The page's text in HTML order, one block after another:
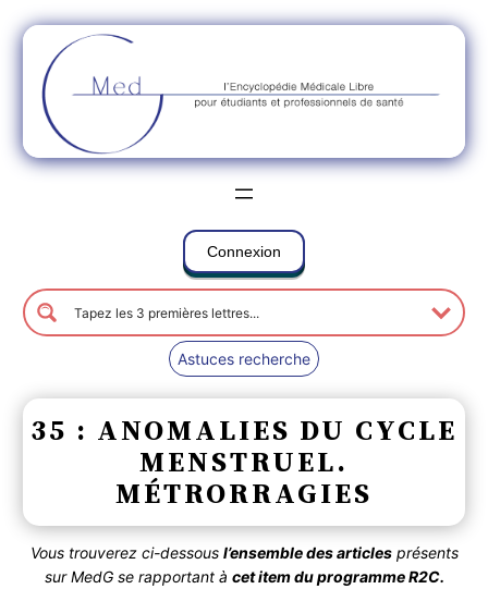
Connexion
Astuces recherche
35 : ANOMALIES DU CYCLE
MENSTRUEL.
MÉTRORRAGIES
Vous trouverez ci-dessous l’ensemble des articlesprésents
sur MedG se rapportant à cet item du programme R2C.